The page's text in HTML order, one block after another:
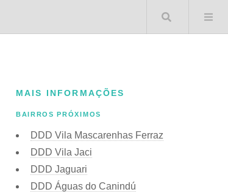
Buscar
MAIS INFORMAÇÕES
BAIRROS PRÓXIMOS
DDD Vila Mascarenhas Ferraz
DDD Vila Jaci
DDD Jaguari
DDD Águas do Canindú